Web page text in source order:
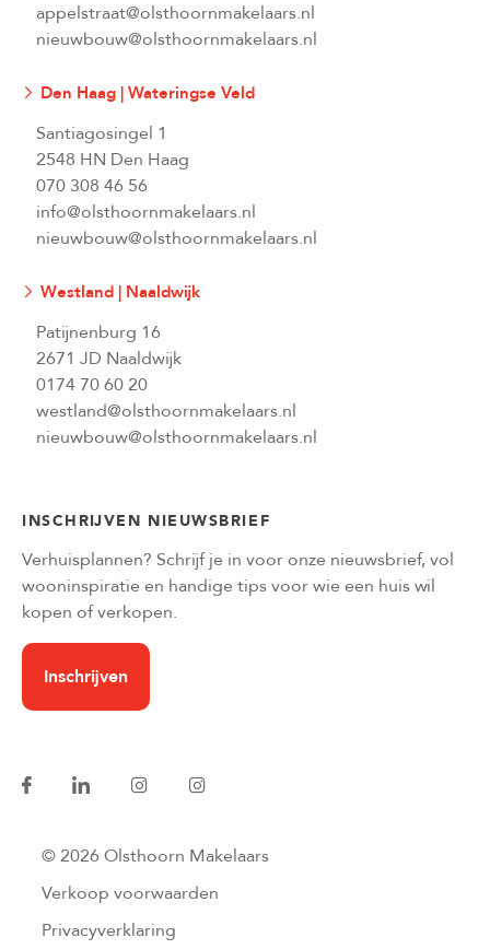
appelstraat@olsthoornmakelaars.nl
nieuwbouw@olsthoornmakelaars.nl
Den Haag | Wateringse Veld
Santiagosingel 1
2548 HN Den Haag
070 308 46 56
info@olsthoornmakelaars.nl
nieuwbouw@olsthoornmakelaars.nl
Westland | Naaldwijk
Patijnenburg 16
2671 JD Naaldwijk
0174 70 60 20
westland@olsthoornmakelaars.nl
nieuwbouw@olsthoornmakelaars.nl
INSCHRIJVEN NIEUWSBRIEF
Verhuisplannen? Schrijf je in voor onze nieuwsbrief, vol
wooninspiratie en handige tips voor wie een huis wil
kopen of verkopen.
Inschrijven
© 2026 Olsthoorn Makelaars
Verkoop voorwaarden
Privacyverklaring